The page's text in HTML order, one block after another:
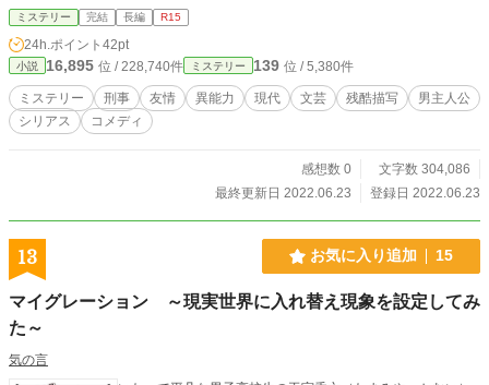
出したと新たな実家問題も浮上し――！？ 日本人なのに、青い目。灰色かかっ
た髪――彼の「爪」はあらゆるもの、そして怪異さえも切り裂いた。 『蒼緋蔵
家の番犬』 彼の知らないところで『エージェントナンバー４』ではなく、その
実家の奇妙なキーワードが、彼自身の秘密と共に、雪弥と、雪弥の大切な家族も
巻き込んでいく――。 ※「小説家になろう」「ノベマ！」「カクヨム」にも掲
載しています。
ミステリー 完結 長編 R15
24h.ポイント 42pt
小説 16,895 位 / 228,740件 ミステリー 139 位 / 5,380件
ミステリー 刑事 友情 異能力 現代 文芸 残酷描写
男主人公
シリアス
コメディ
感想数 0
文字数 304,086
最終更新日 2022.06.23
登録日 2022.06.23
13 お気に入り追加 15
マイグレーション ～現実世界に入れ替え現象を設定してみ
た～
気の言